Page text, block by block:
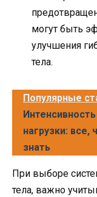
могут быть
улучшения
тела.
Популярные
нагрузки:
знать
При выборе
тела, важно